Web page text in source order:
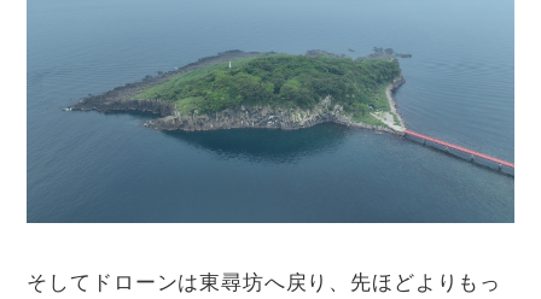
そしてドローンは東尋坊へ戻り、先ほどよりもっ